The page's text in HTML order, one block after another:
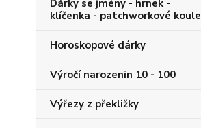
Dárky se jmény - hrnek -
klíčenka - patchworkové koule
Horoskopové dárky
Výročí narozenin 10 - 100
Výřezy z překližky